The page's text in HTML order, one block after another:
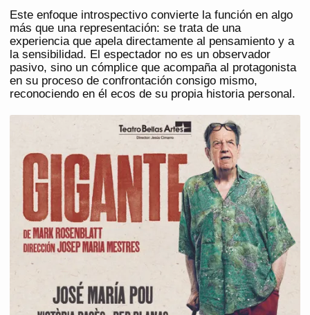
Este enfoque introspectivo convierte la función en algo
más que una representación: se trata de una
experiencia que apela directamente al pensamiento y a
la sensibilidad. El espectador no es un observador
pasivo, sino un cómplice que acompaña al protagonista
en su proceso de confrontación consigo mismo,
reconociendo en él ecos de su propia historia personal.